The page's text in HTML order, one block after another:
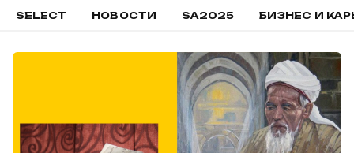
SELECT НОВОСТИ SA2025 БИЗНЕС И